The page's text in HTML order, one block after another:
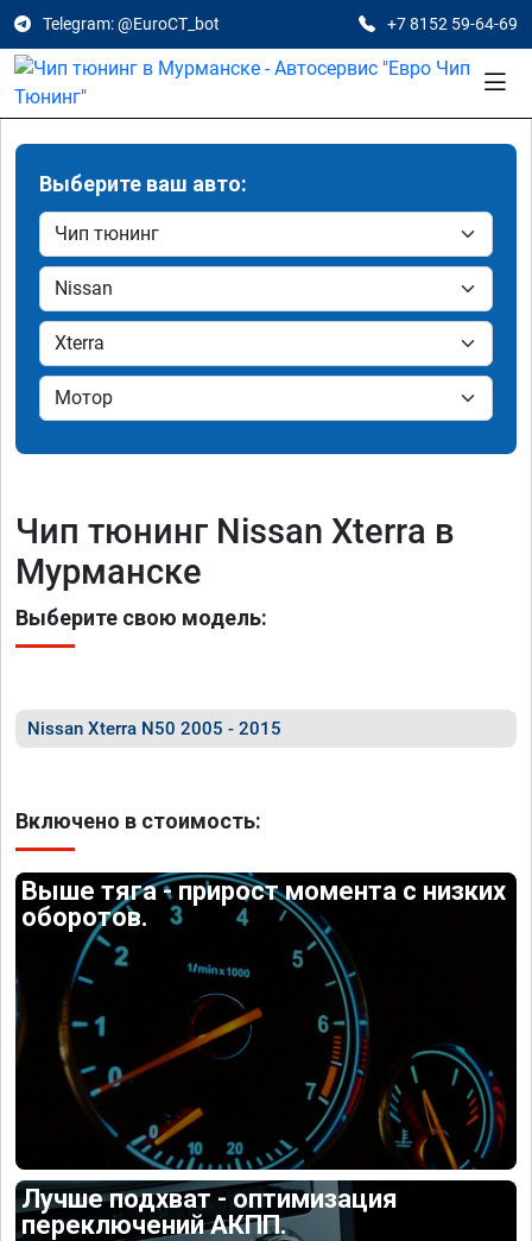
Telegram: @EuroCT_bot +7 8152 59-64-69
Выберите ваш авто:
Чип тюнинг Nissan Xterra в
Мурманске
Выберите свою модель:
Nissan Xterra N50 2005 - 2015
Включено в стоимость:
Выше тяга - прирост момента с низких
оборотов.
Лучше подхват - оптимизация
переключений АКПП.